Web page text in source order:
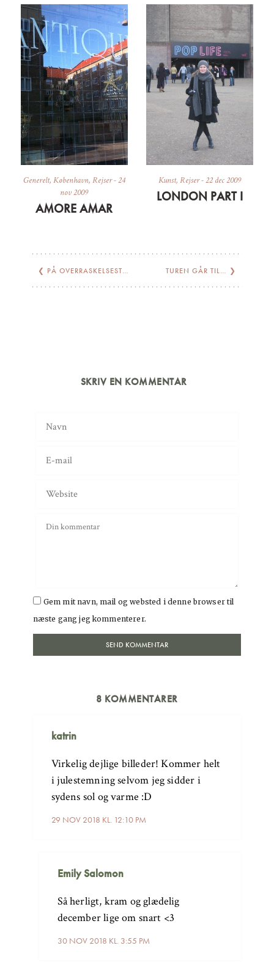
Generelt, København, Rejser-24
nov 2009
AMORE AMAR
Kunst,Rejser-22 dec 2009
LONDON PART I
❮ PÅ OVERRASKELSESTUR TIL FYN TUREN GÅR TIL… ❯
SKRIV EN KOMMENTAR
Gem mit navn, mail og websted i denne browser til
næste gang jeg kommenterer.
8 KOMMENTARER
katrin
29 NOV 2018 KL. 12:10 PM
Virkelig dejlige billeder! Kommer helt
i julestemning selvom jeg sidder i
sydens sol og varme :D
Emily Salomon
30 NOV 2018 KL. 3:55 PM
Så herligt, kram og glædelig
december lige om snart <3